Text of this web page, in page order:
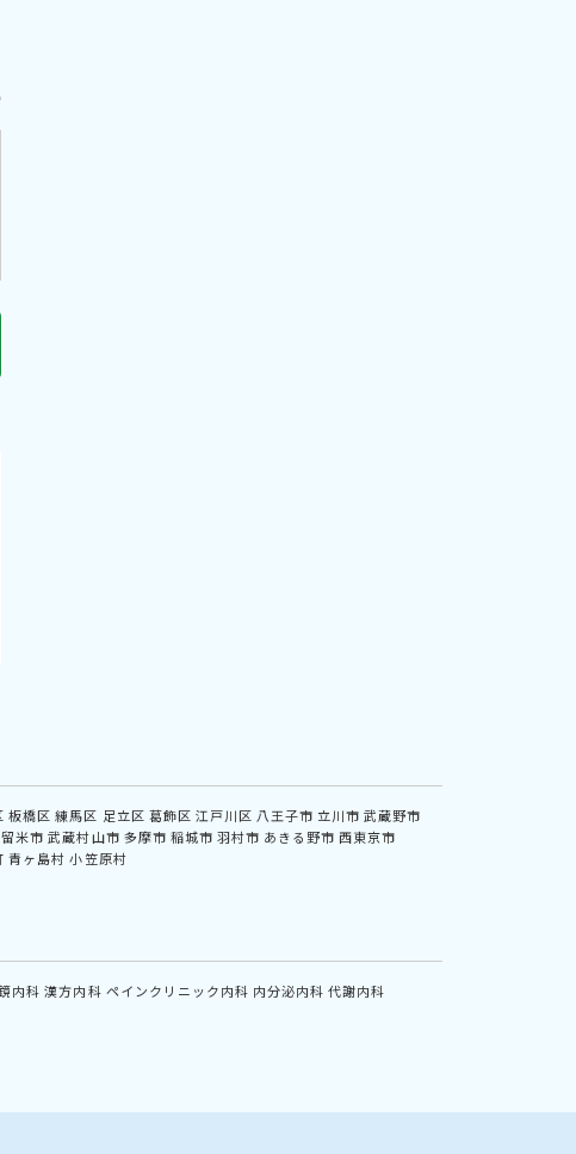
板橋区 練馬区 足立区 葛飾区 江戸川区 八王子市 立川市 武蔵野市
米市 武蔵村山市 多摩市 稲城市 羽村市 あきる野市 西東京市
青ヶ島村 小笠原村
内科 漢方内科 ペインクリニック内科 内分泌内科 代謝内科